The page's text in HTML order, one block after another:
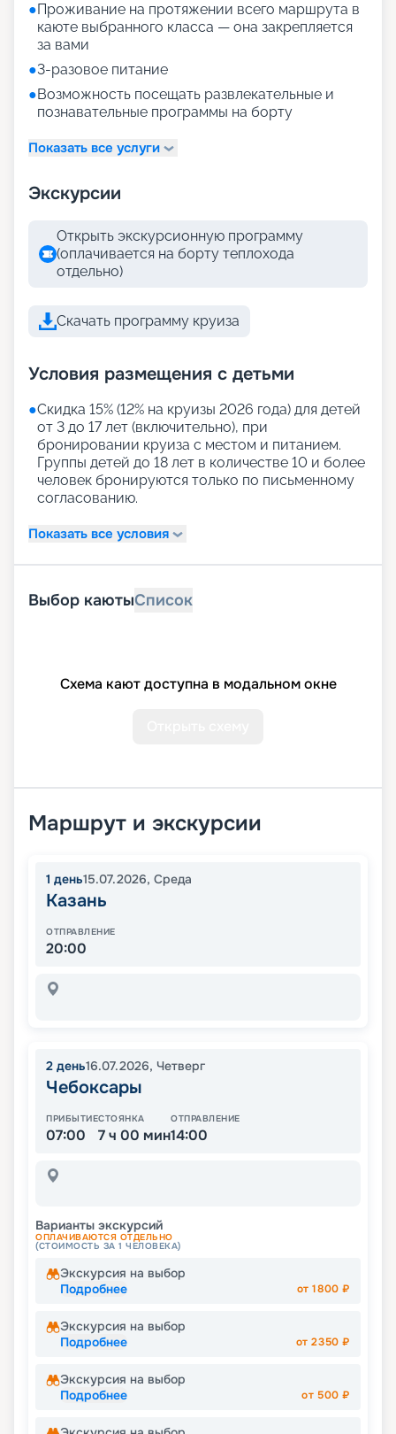
●Проживание на протяжении всего маршрута в
каюте выбранного класса — она закрепляется
за вами
●3-разовое питание
●Возможность посещать развлекательные и
познавательные программы на борту
Показать все услуги
Экскурсии
Открыть экскурсионную программу
(оплачивается на борту теплохода
отдельно)
Скачать программу круиза
Условия размещения с детьми
●Скидка 15% (12% на круизы 2026 года) для детей
от 3 до 17 лет (включительно), при
бронировании круиза с местом и питанием.
Группы детей до 18 лет в количестве 10 и более
человек бронируются только по письменному
согласованию.
Показать все условия
Выбор каютыСписок
Схема кают доступна в модальном окне
Маршрут и экскурсии
1 день15.07.2026, Среда
Казань
ОТПРАВЛЕНИЕ
20:00
2 день16.07.2026, Четверг
Чебоксары
ПРИБЫТИЕ
07:00
СТОЯНКА
7 ч 00 мин
ОТПРАВЛЕНИЕ
14:00
Варианты экскурсий
ОПЛАЧИВАЮТСЯ ОТДЕЛЬНО
(СТОИМОСТЬ ЗА 1 ЧЕЛОВЕКА)
Экскурсия на выбор
Подробнее
от1800 ₽
Экскурсия на выбор
Подробнее
от2350 ₽
Экскурсия на выбор
Подробнее
от 500 ₽